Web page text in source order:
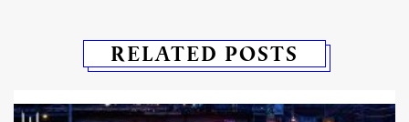
RELATED POSTS